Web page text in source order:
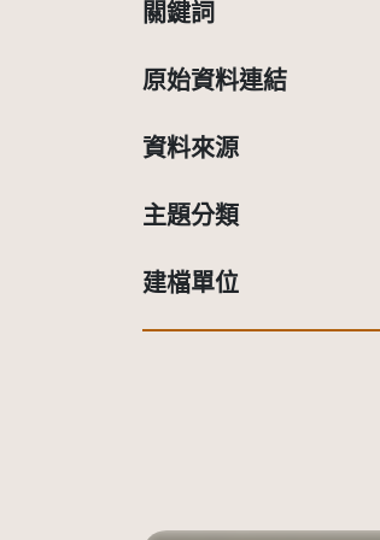
關鍵詞
原始資料連結
資料來源
主題分類
建檔單位